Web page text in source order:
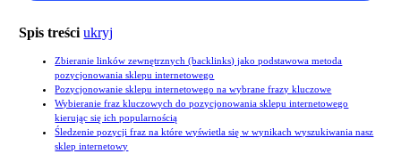
Spis treści ukryj
Zbieranie linków zewnętrznych (backlinks) jako podstawowa metoda
pozycjonowania sklepu internetowego
Pozycjonowanie sklepu internetowego na wybrane frazy kluczowe
Wybieranie fraz kluczowych do pozycjonowania sklepu internetowego
kierując się ich popularnością
Śledzenie pozycji fraz na które wyświetla się w wynikach wyszukiwania nasz
sklep internetowy